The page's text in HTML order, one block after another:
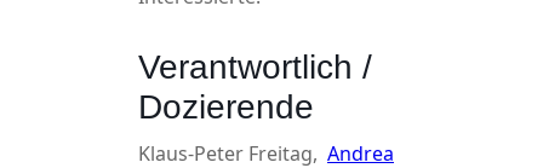
Verantwortlich /
Dozierende
Klaus-Peter Freitag, Andrea